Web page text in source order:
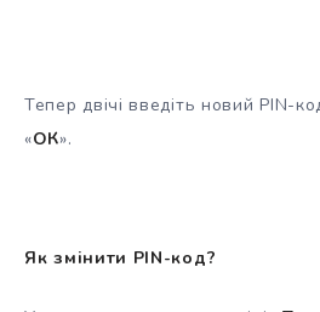
Тепер двічі введіть новий PIN-
«ОК».
Як змінити PIN-код?